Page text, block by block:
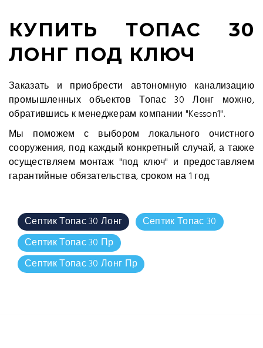
КУПИТЬ ТОПАС 30
ЛОНГ ПОД КЛЮЧ
Заказать и приобрести автономную канализацию
промышленных объектов Топас 30 Лонг можно,
обратившись к менеджерам компании "Kesson1".
Мы поможем с выбором локального очистного
сооружения, под каждый конкретный случай, а также
осуществляем монтаж "под ключ" и предоставляем
гарантийные обязательства, сроком на 1 год.
Септик Топас 30 Лонг
Септик Топас 30
Септик Топас 30 Пр
Септик Топас 30 Лонг Пр